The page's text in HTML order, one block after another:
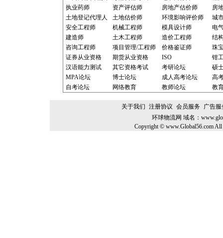
执业药师
资产评估师 房地产估价师
房
土地登记代理人
土地估价师 环境影响评价师
城
安全工程师
机械工程师 模具设计师
电
建造师
土木工程师 造价工程师
结
咨询工程师
项目管理/工程师 价格鉴证师
珠
证券从业资格
期货从业资格 ISO
钳
汉语能力测试
其它资格考试 考研论坛
硕
MPA论坛
博士论坛 成人高考论坛
高
自考论坛
网络教育 教师论坛 教
关于我们 注册协议 会员服务
广告服
环球物流网 域名：
Copyright © www.Global56.com All